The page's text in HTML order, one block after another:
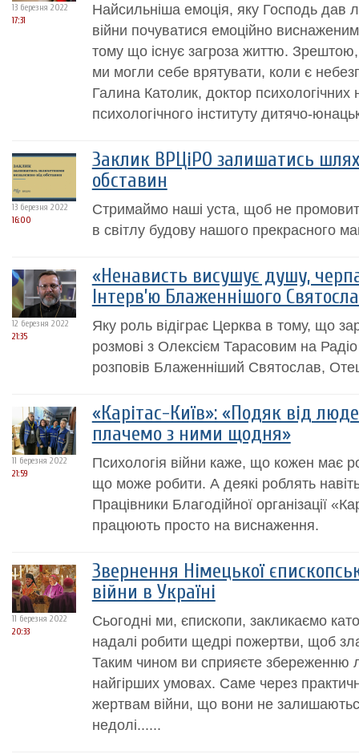
13 березня 2022
17:31
Найсильніша емоція, яку Господь дав
війни почуватися емоційно
тому що існує загроза життю.
ми могли себе врятувати, коли є
Галина Католик, доктор психологічних
психологічного інституту дитячо-
13 березня 2022
16:00
Заклик ВРЦіРО залишатись
обставин
Стримаймо наші уста, щоб не
в світлу будову нашого прекрасного
12 березня 2022
21:35
«Ненависть висушує душу,
Інтерв’ю Блаженнішого
Яку роль відіграє Церква в тому, що
розмові з Олексієм Тарасовим на
розповів Блаженніший Святослав,
11 березня 2022
21:59
«Карітас-Київ»: «Подяк від
плачемо з ними щодня»
Психологія війни каже, що кожен має
що може робити. А деякі роблять
Працівники Благодійної організації
працюють просто на виснаження.
11 березня 2022
20:33
Звернення Німецької
війни в Україні
Сьогодні ми, єпископи, закликаємо
надалі робити щедрі пожертви, щоб
Таким чином ви сприяєте збереженню
найгірших умовах. Саме через
жертвам війни, що вони не
недолі......